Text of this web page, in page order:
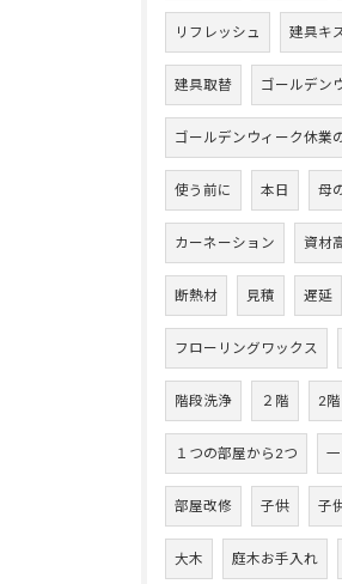
リフレッシュ 建具キ
建具取替 ゴールデン
ゴールデンウィーク休業
使う前に 本日 母
カーネーション 資材
断熱材 見積 遅延
フローリングワックス
階段洗浄 ２階 2
１つの部屋から2つ
部屋改修 子供 子
大木 庭木お手入れ